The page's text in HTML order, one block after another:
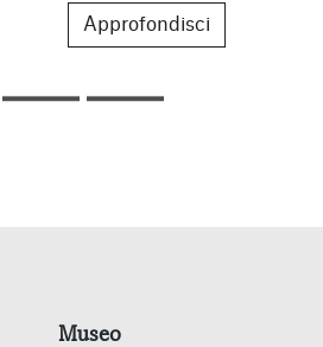
Approfondisci
Museo